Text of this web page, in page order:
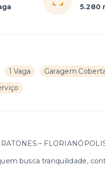
5.280
1 Vaga Garagem
–
busca tranquilidade,